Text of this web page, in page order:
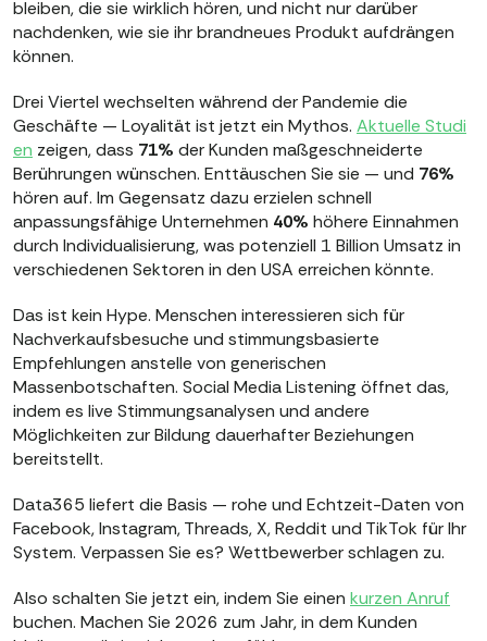
bleiben, die sie wirklich hören, und nicht nur darüber
nachdenken, wie sie ihr brandneues Produkt aufdrängen
können.
Drei Viertel wechselten während der Pandemie die
Geschäfte — Loyalität ist jetzt ein Mythos. Aktuelle Studi
en zeigen, dass 71% der Kunden maßgeschneiderte
Berührungen wünschen. Enttäuschen Sie sie — und 76%
hören auf. Im Gegensatz dazu erzielen schnell
anpassungsfähige Unternehmen 40% höhere Einnahmen
durch Individualisierung, was potenziell 1 Billion Umsatz in
verschiedenen Sektoren in den USA erreichen könnte.
Das ist kein Hype. Menschen interessieren sich für
Nachverkaufsbesuche und stimmungsbasierte
Empfehlungen anstelle von generischen
Massenbotschaften. Social Media Listening öffnet das,
indem es live Stimmungsanalysen und andere
Möglichkeiten zur Bildung dauerhafter Beziehungen
bereitstellt.
Data365 liefert die Basis — rohe und Echtzeit-Daten von
Facebook, Instagram, Threads, X, Reddit und TikTok für Ihr
System. Verpassen Sie es? Wettbewerber schlagen zu.
Also schalten Sie jetzt ein, indem Sie einen kurzen Anruf
buchen. Machen Sie 2026 zum Jahr, in dem Kunden